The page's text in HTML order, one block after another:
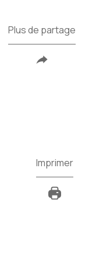
Plus de partage
Imprimer